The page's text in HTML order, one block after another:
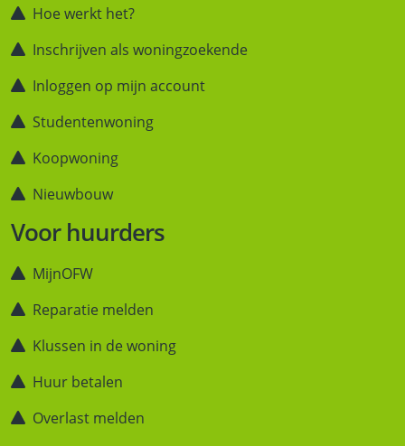
Hoe werkt het?
Inschrijven als woningzoekende
Inloggen op mijn account
Studentenwoning
Koopwoning
Nieuwbouw
Voor huurders
MijnOFW
Reparatie melden
Klussen in de woning
Huur betalen
Overlast melden